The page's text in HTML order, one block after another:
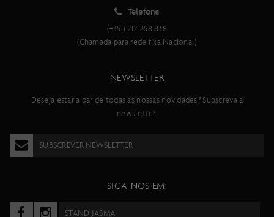
Transmissão eletrónica sem fios de 12 velocidades SRAM XX SL
Manípulos de mudança
Disco de 4 pistões SRAM Motive Ultimate
SRAM HS2 CL 180 mm
Disco de travão traseiro
SRAM HS2 CL 160 mm
Syncros Silverton SL2-30 CL totalmente em Carbono, Dianteira:
15x110 mm, Traseira: 12x148 mm, 30 mm aro preparado para
tubeless, DT Swiss 240 Ratchet EXP 36, corpo XD, SRAM
Telefone
(+351) 212 268 838
(Chamada para rede fixa Nacional)
NEWSLETTER
Deseja estar a par de todas as nossas novidades? Subscreva a
newsletter.
SUBSCREVER NEWSLETTER
SIGA-NOS EM:
STAND JASMA